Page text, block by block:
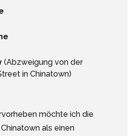
(Abzweigung von der
in Chinatown)
möchte ich die
Chinatown als einen